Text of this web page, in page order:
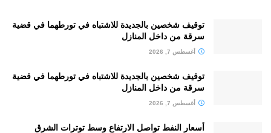
توقيف شخصين بالجديدة للاشتباه في تورطهما في قضية
سرقة من داخل المنازل
أغسطس 7, 2026
توقيف شخصين بالجديدة للاشتباه في تورطهما في قضية
سرقة من داخل المنازل
أغسطس 7, 2026
أسعار النفط تواصل الارتفاع وسط توترات الشرق